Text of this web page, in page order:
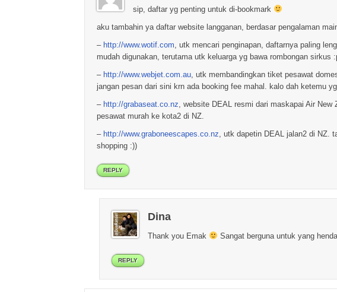
sip, daftar yg penting untuk di-bookmark
aku tambahin ya daftar website langganan, berdasar pengalaman
– http://www.wotif.com, utk mencari penginapan, daftarnya paling
mudah digunakan, terutama utk keluarga yg bawa rombongan sirkus
– http://www.webjet.com.au, utk membandingkan tiket pesawat
jangan pesan dari sini krn ada booking fee mahal. kalo dah ketemu
– http://grabaseat.co.nz, website DEAL resmi dari maskapai Air New
pesawat murah ke kota2 di NZ.
– http://www.graboneescapes.co.nz, utk dapetin DEAL jalan2 di NZ.
shopping :))
REPLY
Dina
Thank you Emak Sangat berguna untuk yang
REPLY